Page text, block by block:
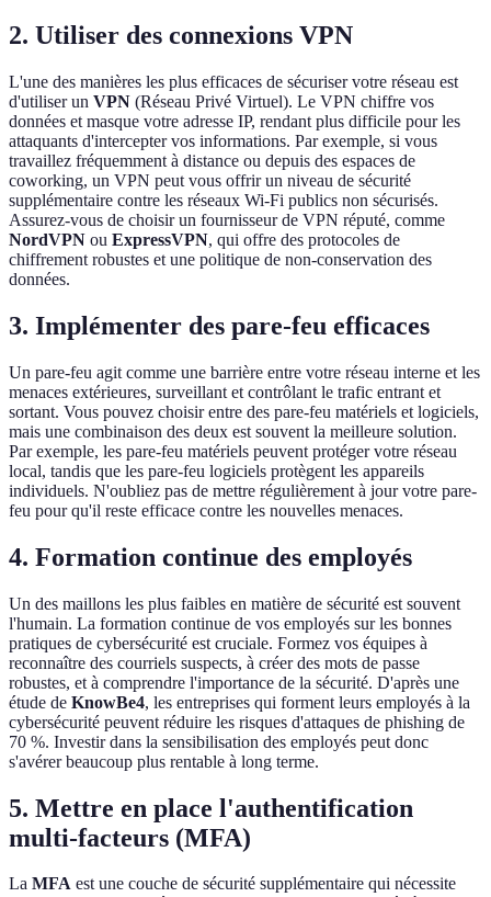
2. Utiliser des connexions VPN
L'une des manières les plus efficaces de sécuriser votre réseau est
d'utiliser un VPN (Réseau Privé Virtuel). Le VPN chiffre vos
données et masque votre adresse IP, rendant plus difficile pour les
attaquants d'intercepter vos informations. Par exemple, si vous
travaillez fréquemment à distance ou depuis des espaces de
coworking, un VPN peut vous offrir un niveau de sécurité
supplémentaire contre les réseaux Wi-Fi publics non sécurisés.
Assurez-vous de choisir un fournisseur de VPN réputé, comme
NordVPN ou ExpressVPN, qui offre des protocoles de
chiffrement robustes et une politique de non-conservation des
données.
3. Implémenter des pare-feu efficaces
Un pare-feu agit comme une barrière entre votre réseau interne et les
menaces extérieures, surveillant et contrôlant le trafic entrant et
sortant. Vous pouvez choisir entre des pare-feu matériels et logiciels,
mais une combinaison des deux est souvent la meilleure solution.
Par exemple, les pare-feu matériels peuvent protéger votre réseau
local, tandis que les pare-feu logiciels protègent les appareils
individuels. N'oubliez pas de mettre régulièrement à jour votre pare-
feu pour qu'il reste efficace contre les nouvelles menaces.
4. Formation continue des employés
Un des maillons les plus faibles en matière de sécurité est souvent
l'humain. La formation continue de vos employés sur les bonnes
pratiques de cybersécurité est cruciale. Formez vos équipes à
reconnaître des courriels suspects, à créer des mots de passe
robustes, et à comprendre l'importance de la sécurité. D'après une
étude de KnowBe4, les entreprises qui forment leurs employés à la
cybersécurité peuvent réduire les risques d'attaques de phishing de
70 %. Investir dans la sensibilisation des employés peut donc
s'avérer beaucoup plus rentable à long terme.
5. Mettre en place l'authentification
multi-facteurs (MFA)
La MFA est une couche de sécurité supplémentaire qui nécessite